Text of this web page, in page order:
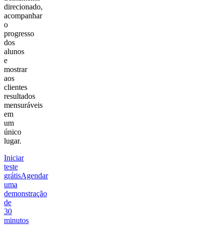
direcionado,
acompanhar
o
progresso
dos
alunos
e
mostrar
aos
clientes
resultados
mensuráveis
em
um
único
lugar.
Iniciar
teste
grátisAgendar
uma
demonstração
de
30
minutos